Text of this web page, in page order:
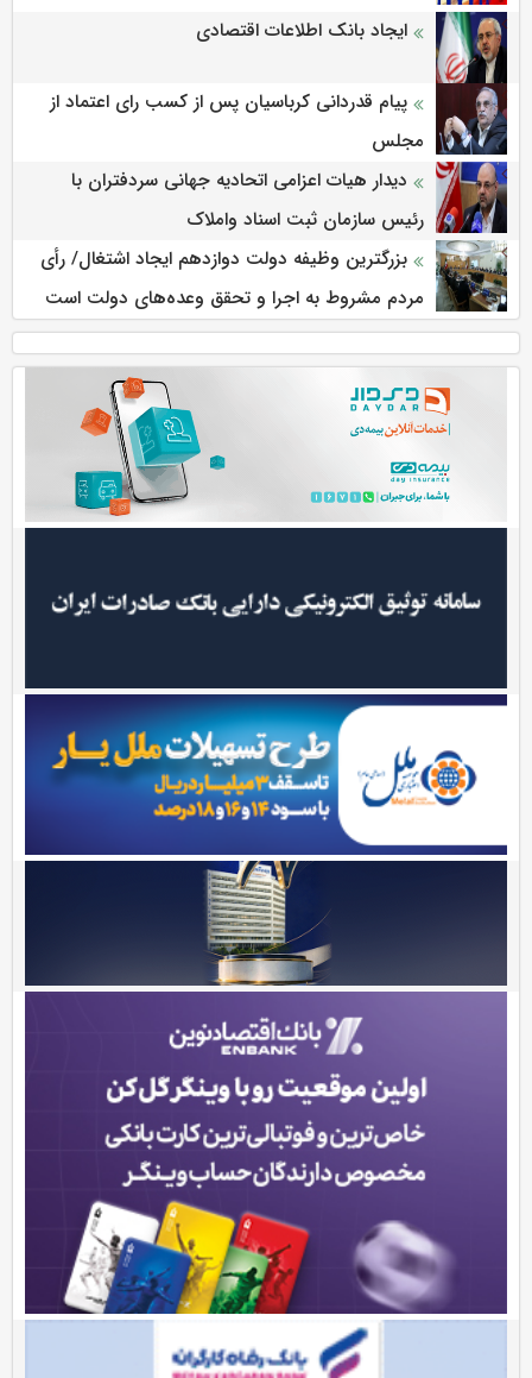
ایجاد بانک اطلاعات اقتصادی
پیام قدردانی کرباسیان پس از کسب رای اعتماد از
مجلس
دیدار هیات اعزامی اتحادیه جهانی سردفتران با
رئیس سازمان ثبت اسناد واملاک
بزرگترین وظیفه دولت دوازدهم ایجاد اشتغال/ رأی
مردم مشروط به اجرا و تحقق وعده‌های دولت است